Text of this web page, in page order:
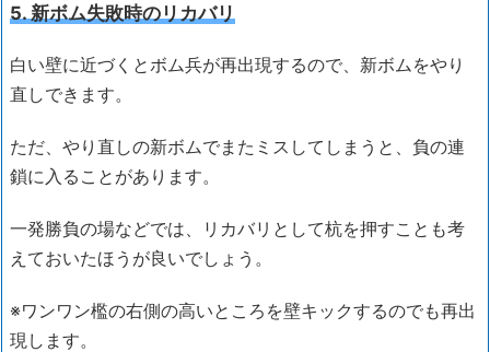
5. 新ボム失敗時のリカバリ
白い壁に近づくとボム兵が再出現するので、新ボムをやり
直しできます。
ただ、やり直しの新ボムでまたミスしてしまうと、負の連
鎖に入ることがあります。
一発勝負の場などでは、リカバリとして杭を押すことも考
えておいたほうが良いでしょう。
※ワンワン檻の右側の高いところを壁キックするのでも再出
現します。